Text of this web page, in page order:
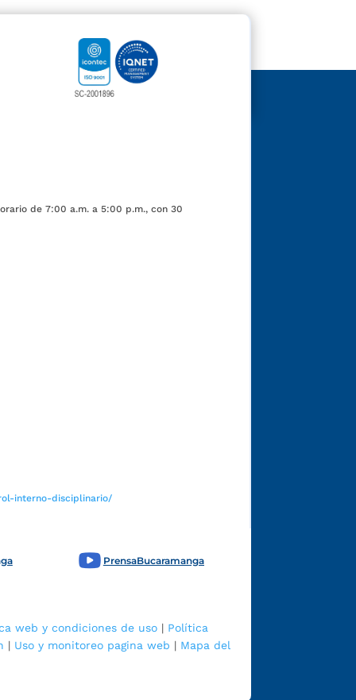
de 7:00 a.m. a 5:00 p.m., con 30
interno-disciplinario/
PrensaBucaramanga
web y condiciones de uso | Política
| Uso y monitoreo pagina web | Mapa del